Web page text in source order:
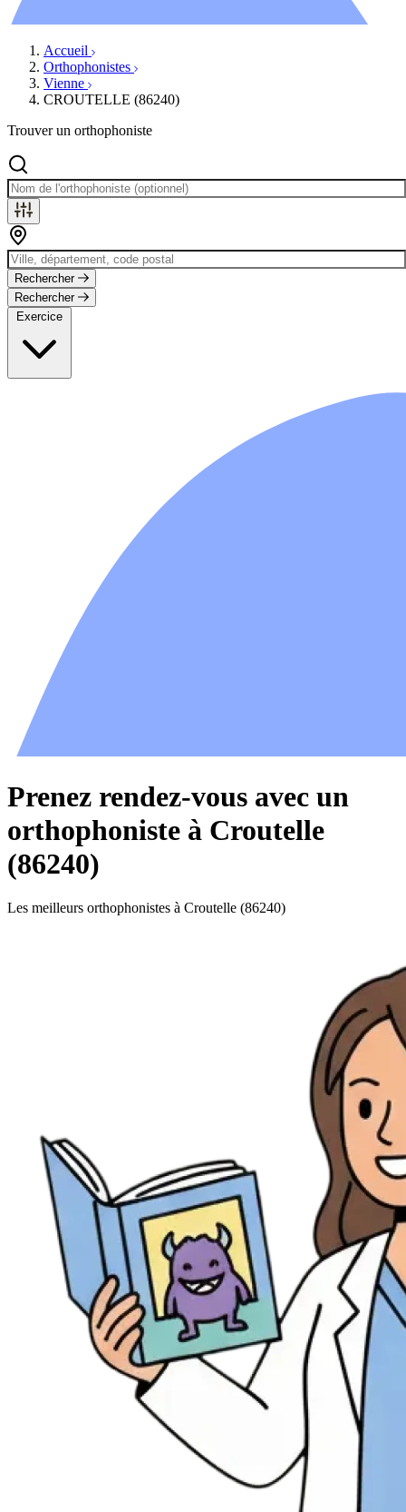
Accueil
Orthophonistes
Vienne
CROUTELLE (86240)
Trouver un orthophoniste
Rechercher
Rechercher
Exercice
Prenez rendez-vous avec un
orthophoniste à Croutelle
(86240)
Les meilleurs orthophonistes à Croutelle (86240)